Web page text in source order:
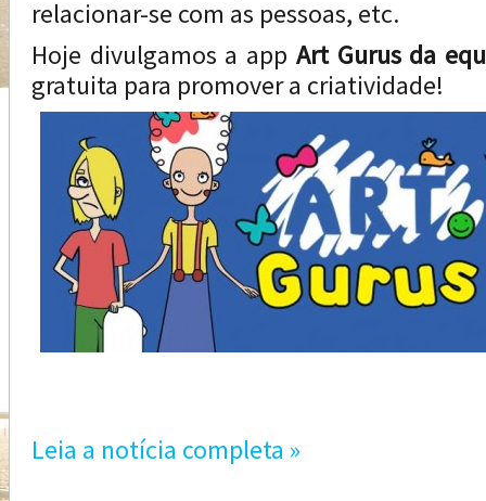
relacionar-se com as pessoas, etc.
Hoje divulgamos a app Art Gurus da
gratuita para promover a criatividade!
Leia a notícia completa »